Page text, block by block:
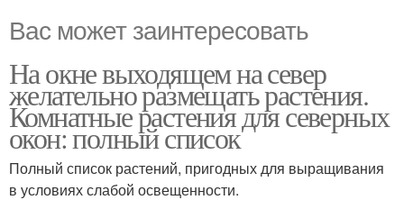
Вас может заинтересовать
На окне выходящем на север
желательно размещать растения.
Комнатные растения для северных
окон: полный список
Полный список растений, пригодных для выращивания
в условиях слабой освещенности.